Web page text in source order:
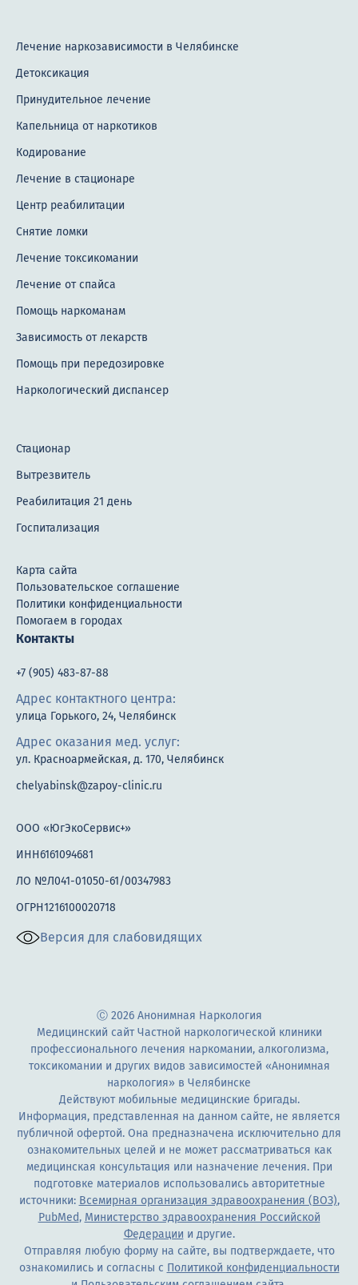
Карта сайта
Пользовательское соглашение
Политики конфиденциальности
Помогаем в городах
Контакты
+7 (905) 483-87-88
Адрес контактного центра:
улица Горького, 24, Челябинск
Адрес оказания мед. услуг:
ул. Красноармейская, д. 170, Челябинск
chelyabinsk@zapoy-clinic.ru
ООО «ЮгЭкоСервис+»
ИНН6161094681
ЛО №Л041-01050-61/00347983
ОГРН1216100020718
Версия для слабовидящих
Лечение наркозависимости в Челябинске
Детоксикация
Принудительное лечение
Капельница от наркотиков
Кодирование
Лечение в стационаре
Центр реабилитации
Снятие ломки
Лечение токсикомании
Лечение от спайса
Помощь наркоманам
Зависимость от лекарств
Помощь при передозировке
Наркологический диспансер
Стационар
Вытрезвитель
Реабилитация 21 день
Госпитализация
Ⓒ 2026 Анонимная Наркология
Медицинский сайт Частной наркологической клиники
профессионального лечения наркомании, алкоголизма,
токсикомании и других видов зависимостей «Анонимная
наркология» в Челябинске
Действуют мобильные медицинские бригады.
Информация, представленная на данном сайте, не является
публичной офертой. Она предназначена исключительно для
ознакомительных целей и не может рассматриваться как
медицинская консультация или назначение лечения. При
подготовке материалов использовались авторитетные
источники: Всемирная организация здравоохранения (ВОЗ),
PubMed, Министерство здравоохранения Российской
Федерации и другие.
Отправляя любую форму на сайте, вы подтверждаете, что
ознакомились и согласны с Политикой конфиденциальности